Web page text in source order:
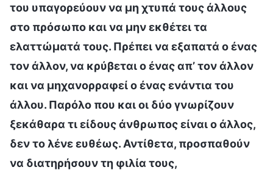
του υπαγορεύουν να μη χτυπά τους άλλους
στο πρόσωπο και να μην εκθέτει τα
ελαττώματά τους. Πρέπει να εξαπατά ο ένας
τον άλλον, να κρύβεται ο ένας απ’ τον άλλον
και να μηχανορραφεί ο ένας ενάντια του
άλλου. Παρόλο που και οι δύο γνωρίζουν
ξεκάθαρα τι είδους άνθρωπος είναι ο άλλος,
δεν το λένε ευθέως. Αντίθετα, προσπαθούν
να διατηρήσουν τη φιλία τους,